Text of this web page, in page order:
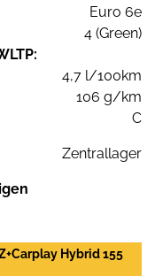
Euro 6e
4 (Green)
4,7 l/100km
106 g/km
C
Zentrallager
Hybrid 155